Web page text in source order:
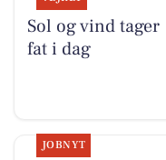
Sol og vind tager
fat i dag
JOBNYT